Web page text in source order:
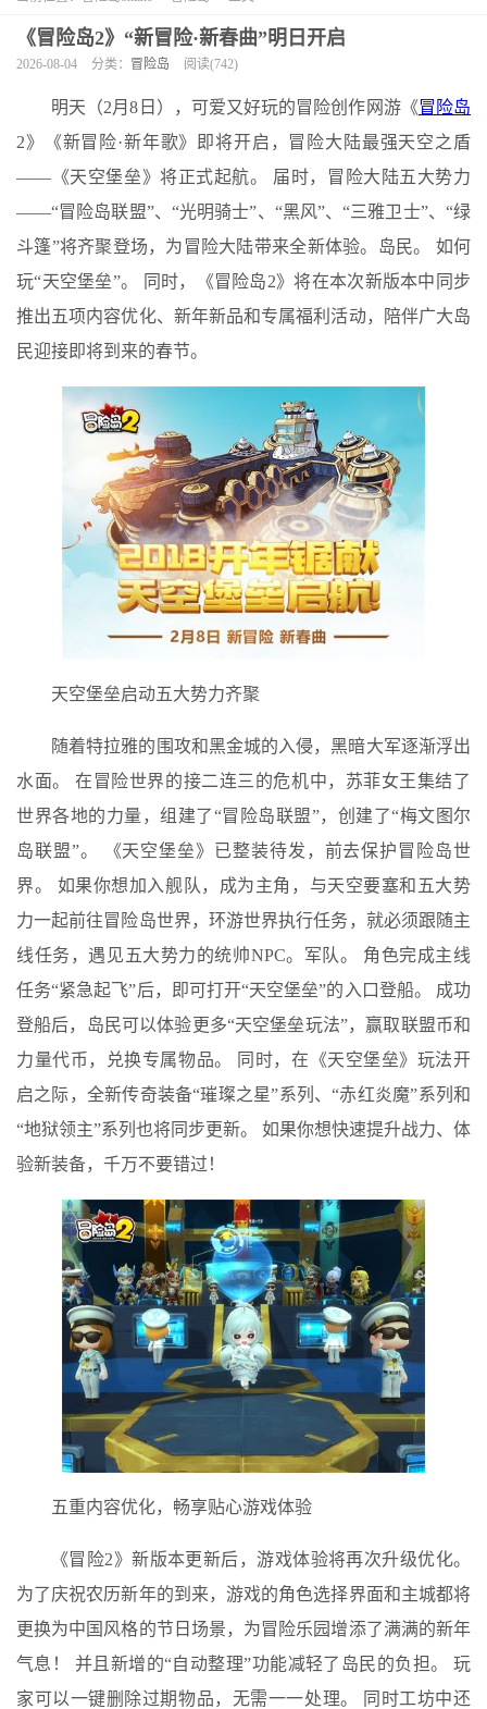
《冒险岛2》“新冒险·新春曲”明日开启
2026-08-04 分类： 冒险岛 阅读(742)
明天（2月8日），可爱又好玩的冒险创作网游《冒险岛
2》《新冒险·新年歌》即将开启，冒险大陆最强天空之盾
——《天空堡垒》将正式起航。 届时，冒险大陆五大势力
——“冒险岛联盟”、“光明骑士”、“黑风”、“三雅卫士”、“绿
斗篷”将齐聚登场，为冒险大陆带来全新体验。岛民。 如何
玩“天空堡垒”。 同时，《冒险岛2》将在本次新版本中同步
推出五项内容优化、新年新品和专属福利活动，陪伴广大岛
民迎接即将到来的春节。
天空堡垒启动五大势力齐聚
随着特拉雅的围攻和黑金城的入侵，黑暗大军逐渐浮出
水面。 在冒险世界的接二连三的危机中，苏菲女王集结了
世界各地的力量，组建了“冒险岛联盟”，创建了“梅文图尔
岛联盟”。 《天空堡垒》已整装待发，前去保护冒险岛世
界。 如果你想加入舰队，成为主角，与天空要塞和五大势
力一起前往冒险岛世界，环游世界执行任务，就必须跟随主
线任务，遇见五大势力的统帅NPC。军队。 角色完成主线
任务“紧急起飞”后，即可打开“天空堡垒”的入口登船。 成功
登船后，岛民可以体验更多“天空堡垒玩法”，赢取联盟币和
力量代币，兑换专属物品。 同时，在《天空堡垒》玩法开
启之际，全新传奇装备“璀璨之星”系列、“赤红炎魔”系列和
“地狱领主”系列也将同步更新。 如果你想快速提升战力、体
验新装备，千万不要错过！
五重内容优化，畅享贴心游戏体验
《冒险2》新版本更新后，游戏体验将再次升级优化。
为了庆祝农历新年的到来，游戏的角色选择界面和主城都将
更换为中国风格的节日场景，为冒险乐园增添了满满的新年
气息！ 并且新增的“自动整理”功能减轻了岛民的负担。 玩
家可以一键删除过期物品，无需一一处理。 同时工坊中还